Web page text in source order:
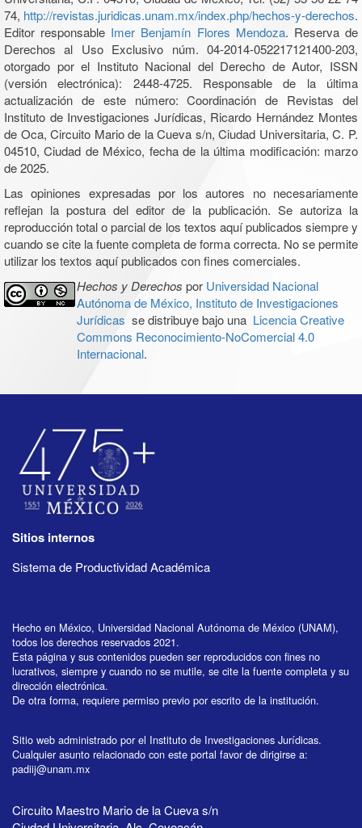
74, http://revistas.juridicas.unam.mx/index.php/hechos-y-derechos.
Editor responsable Imer Benjamín Flores Mendoza. Reserva de
Derechos al Uso Exclusivo núm. 04-2014-052217121400-203,
otorgado por el Instituto Nacional del Derecho de Autor, ISSN
(versión electrónica): 2448-4725. Responsable de la última
actualización de este número: Coordinación de Revistas del
Instituto de Investigaciones Jurídicas, Ricardo Hernández Montes
de Oca, Circuito Mario de la Cueva s/n, Ciudad Universitaria, C. P.
04510, Ciudad de México, fecha de la última modificación: marzo
de 2025.
Las opiniones expresadas por los autores no necesariamente
reflejan la postura del editor de la publicación. Se autoriza la
reproducción total o parcial de los textos aquí publicados siempre y
cuando se cite la fuente completa de forma correcta. No se permite
utilizar los textos aquí publicados con fines comerciales.
Hechos y Derechos por Universidad Nacional
Autónoma de México, Instituto de Investigaciones
Jurídicas se distribuye bajo una Licencia Creative
Commons Reconocimiento-NoComercial 4.0
Internacional.
Sitios internos
Sistema de Productividad Académica
Hecho en México, Universidad Nacional Autónoma de México (UNAM),
todos los derechos reservados 2021.
Esta página y sus contenidos pueden ser reproducidos con fines no
lucrativos, siempre y cuando no se mutile, se cite la fuente completa y su
dirección electrónica.
De otra forma, requiere permiso previo por escrito de la institución.
Sitio web administrado por el Instituto de Investigaciones Jurídicas.
Cualquier asunto relacionado con este portal favor de dirigirse a:
padiij@unam.mx
Circuito Maestro Mario de la Cueva s/n